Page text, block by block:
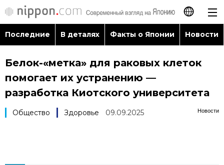
日本語
English
Последние
Последние В деталях Факты о Японии Новости
Белок-«метка» для раковых клеток
помогает их устранению —
разработка Киотского университета
Новости
Общество Здоровье 09.09.2025